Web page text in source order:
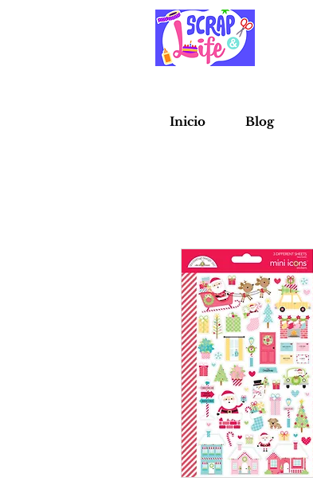
Inicio Blog